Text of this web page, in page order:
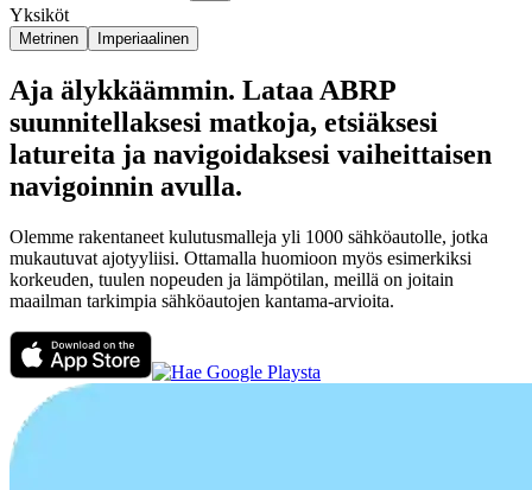
Yksiköt
Metrinen Imperiaalinen
Aja älykkäämmin. Lataa ABRP
suunnitellaksesi matkoja, etsiäksesi
latureita ja navigoidaksesi vaiheittaisen
navigoinnin avulla.
Olemme rakentaneet kulutusmalleja yli 1000 sähköautolle, jotka
mukautuvat ajotyyliisi. Ottamalla huomioon myös esimerkiksi
korkeuden, tuulen nopeuden ja lämpötilan, meillä on joitain
maailman tarkimpia sähköautojen kantama-arvioita.